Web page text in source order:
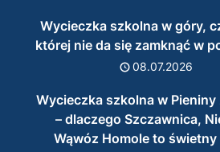
Wycieczka szkolna w góry,
której nie da się zamknąć w
08.07.2026
Wycieczka szkolna w Pieniny
– dlaczego Szczawnica,
Wąwóz Homole to